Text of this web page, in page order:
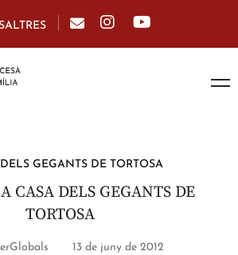
GEGANTS DE TORTOSA
CASA DELS GEGANTS DE
TORTOSA
13 de juny de 2012